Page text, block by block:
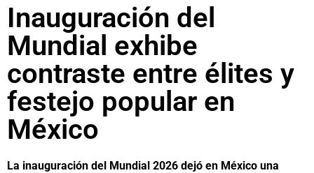
Inauguración del
Mundial exhibe
contraste entre élites y
festejo popular en
México
La inauguración del Mundial 2026 dejó en México una